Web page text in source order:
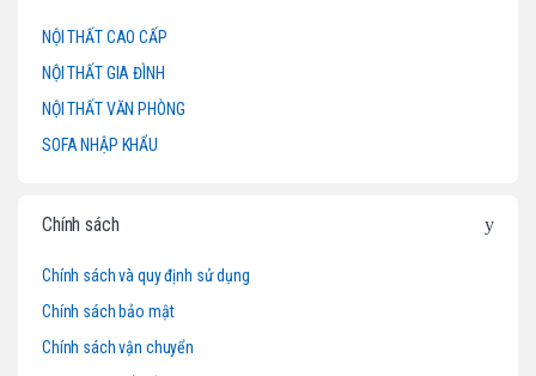
NỘI THẤT CAO CẤP
NỘI THẤT GIA ĐÌNH
NỘI THẤT VĂN PHÒNG
SOFA NHẬP KHẨU
Chính sách
Chính sách và quy định sử dụng
Chính sách bảo mật
Chính sách vận chuyển